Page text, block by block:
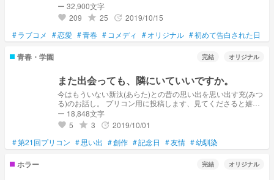
白されたんだ。 しかも、昔からの大事な友達。 でも、私は逃
げたんだ。 でもそのお陰で、その日は私達の記念日になっ
た。
ー 32,900文字
favorite 209 grade 25 update 2019/10/15
#ラブコメ #恋愛 #青春 # コメディ #オリジナル #初めて告白された日
青春・学園 完結 オリジナル
また出会っても、隣にいていいですか。
今はもういない新汰(あらた)との昔の思い出を思い出す充(みつ
る)のお話し。 プリコン用に投稿します、見てくださると嬉し
いです。
ー 18,848文字
favorite 5 grade 3 update 2019/10/01
#第21回プリコン #思い出 #創作 #記念日 #友情 #幼馴染
ホラー 完結 オリジナル